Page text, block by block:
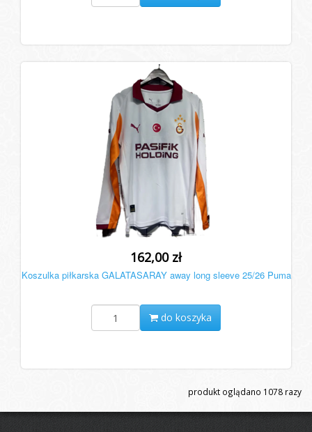
162,00 zł
Koszulka piłkarska GALATASARAY away long sleeve 25/26 Puma
do koszyka
produkt oglądano 1078 razy